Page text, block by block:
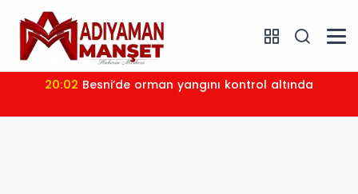
20:02 Besni’de orman yangını kontrol altında